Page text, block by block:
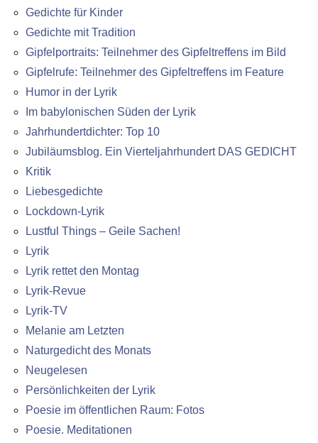
Gedichte für Kinder
Gedichte mit Tradition
Gipfelportraits: Teilnehmer des Gipfeltreffens im Bild
Gipfelrufe: Teilnehmer des Gipfeltreffens im Feature
Humor in der Lyrik
Im babylonischen Süden der Lyrik
Jahrhundertdichter: Top 10
Jubiläumsblog. Ein Vierteljahrhundert DAS GEDICHT
Kritik
Liebesgedichte
Lockdown-Lyrik
Lustful Things – Geile Sachen!
Lyrik
Lyrik rettet den Montag
Lyrik-Revue
Lyrik-TV
Melanie am Letzten
Naturgedicht des Monats
Neugelesen
Persönlichkeiten der Lyrik
Poesie im öffentlichen Raum: Fotos
Poesie. Meditationen